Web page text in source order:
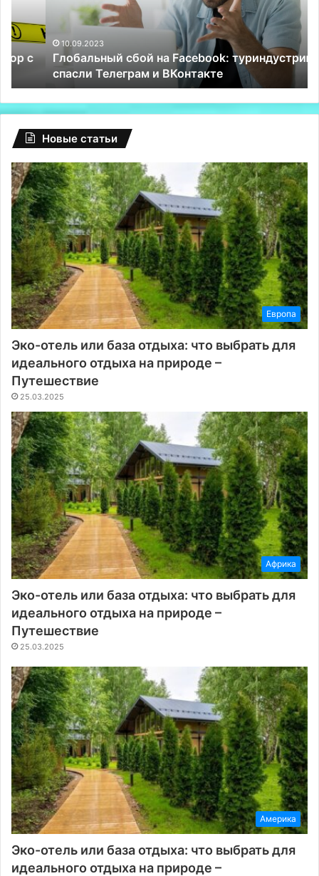
спасли
Телеграм
и
ВКонтакте
10.09.2023
Глобальный сбой на Facebook: туриндустрию РФ
спасли Телеграм и ВКонтакте
Новые статьи
Европа
Эко-отель или база отдыха: что выбрать для
идеального отдыха на природе –
Путешествие
25.03.2025
Африка
Эко-отель или база отдыха: что выбрать для
идеального отдыха на природе –
Путешествие
25.03.2025
Америка
Эко-отель или база отдыха: что выбрать для
идеального отдыха на природе –